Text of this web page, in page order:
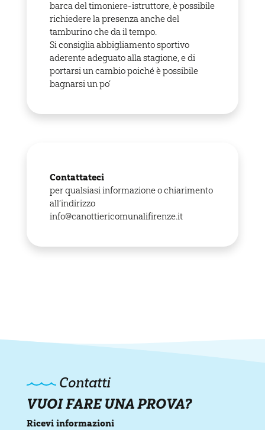
barca del timoniere-istruttore, è possibile
richiedere la presenza anche del
tamburino che da il tempo.
Si consiglia abbigliamento sportivo
aderente adeguato alla stagione, e di
portarsi un cambio poiché è possibile
bagnarsi un po’
Contattateci
per qualsiasi informazione o chiarimento
all’indirizzo
info@canottiericomunalifirenze.it
Contatti
VUOI FARE UNA PROVA?
Ricevi informazioni